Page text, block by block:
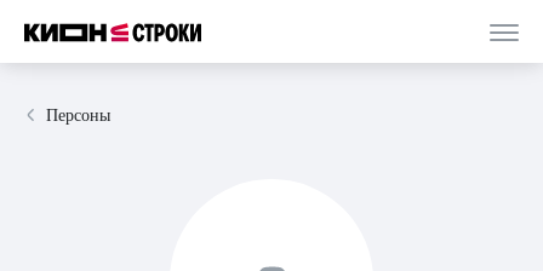
Персоны